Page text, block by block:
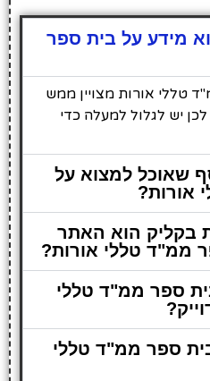
מידע על בית ספר
טללי אורות מצויין ממש
יש לגלול למעלה כדי
שאוכל למצוא על
הוא האתר
ממ"ד טללי אורות?
ספר ממ"ד טללי
ספר ממ"ד טללי